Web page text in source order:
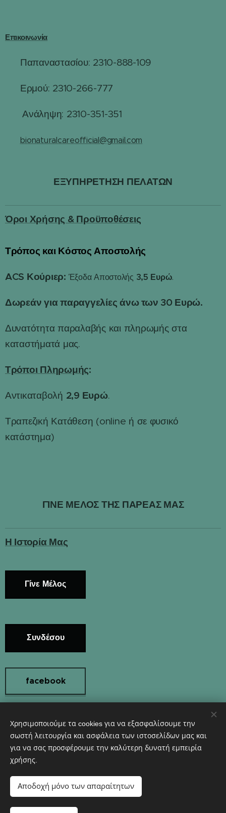
Επικοινωνία
Παπαναστασίου: 2310-888-109
Ερμού: 2310-266-777
Ανάληψη: 2310-351-351
bionaturalcareofficial@gmail.com
ΕΞΥΠΗΡΕΤΗΣΗ ΠΕΛΑΤΩΝ
Όροι Χρήσης & Προϋποθέσεις
Τρόπος και Κόστος Αποστολής
ACS Κούριερ: Έξοδα Αποστολής 3,5 Ευρώ.
Δωρεάν για παραγγελίες άνω των 30 Ευρώ.
Δυνατότητα παραλαβής και πληρωμής στα
καταστήματά μας.
Τρόποι Πληρωμής:
Αντικαταβολή 2,9 Ευρώ.
Τραπεζική Κατάθεση (online ή σε φυσικό
κατάστημα)
ΓΙΝΕ ΜΕΛΟΣ ΤΗΣ ΠΑΡΕΑΣ ΜΑΣ
Η Ιστορία Μας
Γίνε Μέλος
Συνδέσου
facebook
Instagram
Υλοποιήθηκε από τη Webnode
Χρησιμοποιούμε τα cookies για να εξασφαλίσουμε την
σωστή λειτουργία και ασφάλεια των ιστοσελίδων μας και
για να σας προσφέρουμε την καλύτερη δυνατή εμπειρία
χρήσης.
Αποδοχή μόνο των απαραίτητων